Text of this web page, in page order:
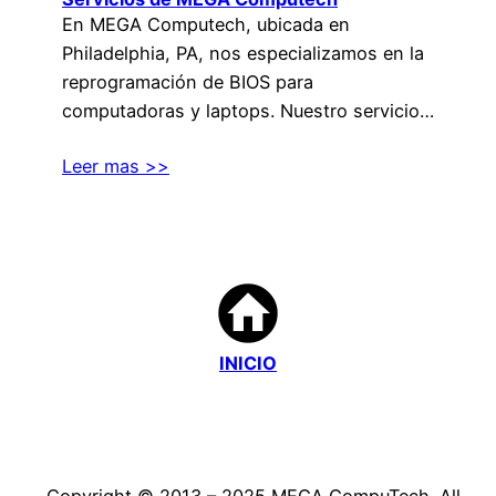
En MEGA Computech, ubicada en
Philadelphia, PA, nos especializamos en la
reprogramación de BIOS para
computadoras y laptops. Nuestro servicio…
Leer mas >>
INICIO